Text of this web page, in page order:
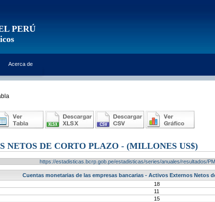
PERÚ
Acerca de
NETOS DE CORTO PLAZO - (MILLONES US$)
https://estadisticas.bcrp.gob.pe/estadisticas/series/anuales/resultados/
Cuentas monetarias de las empresas bancarias - Activos Externos Netos
18
11
15